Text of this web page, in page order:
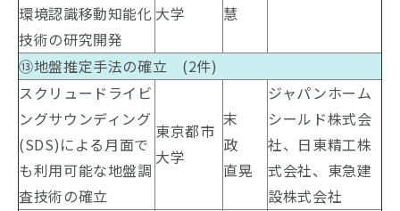
環境認識移動知能化
技術の研究開発
大学
慧
⑬地盤推定手法の確立 (2件)
スクリュードライビ
ングサウンディング
(SDS)による月面で
も利用可能な地盤調
査技術の確立
東京都市
大学
末
政
直晃
ジャパンホーム
シールド株式会
社、日東精工株
式会社、東急建
設株式会社